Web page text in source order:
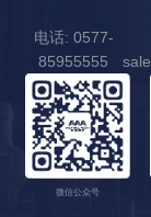
电话: 0577-
85955555
微信公众号